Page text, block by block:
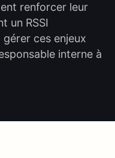
renforcer leur
un RSSI
ces enjeux
interne à